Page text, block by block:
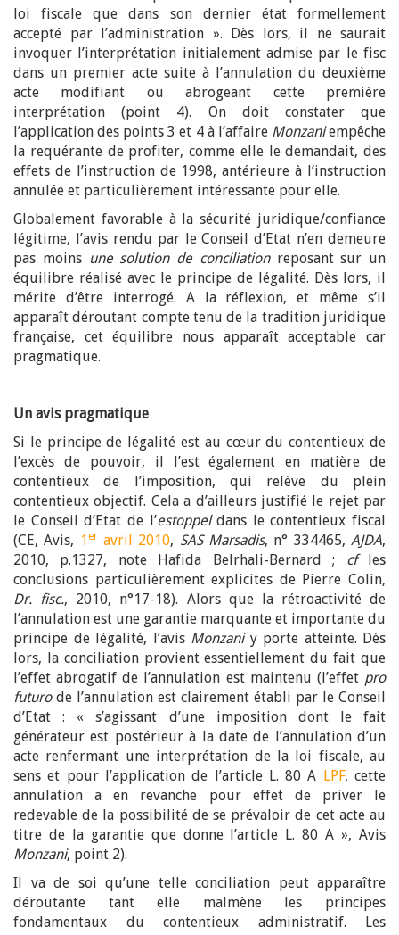
loi fiscale que dans son dernier état formellement
accepté par l’administration ». Dès lors, il ne saurait
invoquer l’interprétation initialement admise par le fisc
dans un premier acte suite à l’annulation du deuxième
acte modifiant ou abrogeant cette première
interprétation (point 4). On doit constater que
l’application des points 3 et 4 à l’affaire Monzaniempêche
la requérante de profiter, comme elle le demandait, des
effets de l’instruction de 1998, antérieure à l’instruction
annulée et particulièrement intéressante pour elle.
Globalement favorable à la sécurité juridique/confiance
légitime, l’avis rendu par le Conseil d’Etat n’en demeure
pas moins une solution de conciliationreposant sur un
équilibre réalisé avec le principe de légalité. Dès lors, il
mérite d’être interrogé. A la réflexion, et même s’il
apparaît déroutant compte tenu de la tradition juridique
française, cet équilibre nous apparaît acceptable car
pragmatique.
Un avis pragmatique
Si le principe de légalité est au cœur du contentieux de
l’excès de pouvoir, il l’est également en matière de
contentieux de l’imposition, qui relève du plein
contentieux objectif. Cela a d’ailleurs justifié le rejet par
le Conseil d’Etat de l’estoppeldans le contentieux fiscal
(CE, Avis, 1eravril 2010, SAS Marsadis, n° 334465,AJDA,
2010, p.1327, note Hafida Belrhali-Bernard ; cf les
conclusions particulièrement explicites de Pierre Colin,
Dr. fisc., 2010, n°17-18). Alors que la rétroactivité de
l’annulation est une garantie marquante et importante du
principe de légalité, l’avis Monzaniy porte atteinte. Dès
lors, la conciliation provient essentiellement du fait que
l’effet abrogatif de l’annulation est maintenu (l’effet pro
futuro de l’annulation est clairement établi par le Conseil
d’Etat : « s’agissant d’une imposition dont le fait
générateur est postérieur à la date de l’annulation d’un
acte renfermant une interprétation de la loi fiscale, au
sens et pour l’application de l’article L. 80 A LPF, cette
annulation a en revanche pour effet de priver le
redevable de la possibilité de se prévaloir de cet acte au
titre de la garantie que donne l’article L. 80 A », Avis
Monzani, point 2).
Il va de soi qu’une telle conciliation peut apparaître
déroutante tant elle malmène les principes
fondamentaux du contentieux administratif. Les